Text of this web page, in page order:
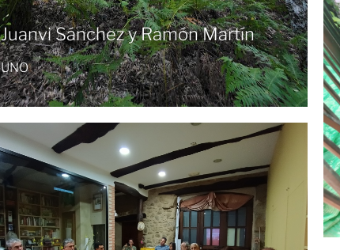
Juanvi Sánchez y Ramón Martín
UNO